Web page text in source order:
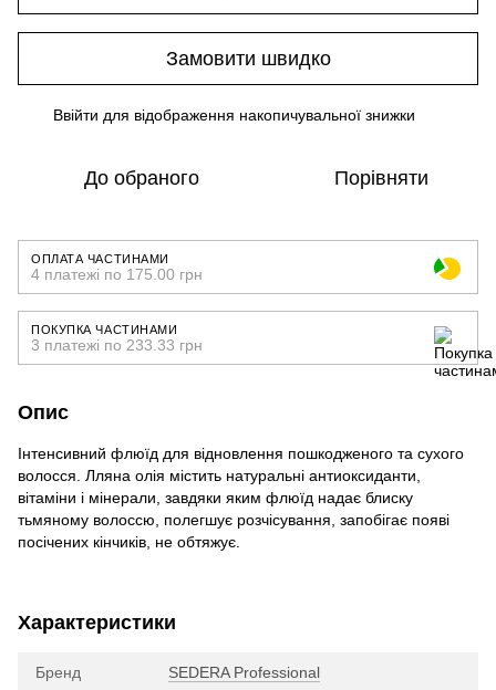
Замовити швидко
Ввійти для відображення накопичувальної знижки
До обраного Порівняти
ОПЛАТА ЧАСТИНАМИ
4 платежі по 175.00 грн
ПОКУПКА ЧАСТИНАМИ
3 платежі по 233.33 грн
Опис
Інтенсивний флюїд для відновлення пошкодженого та сухого
волосся. Лляна олія містить натуральні антиоксиданти,
вітаміни і мінерали, завдяки яким флюїд надає блиску
тьмяному волоссю, полегшує розчісування, запобігає появі
посічених кінчиків, не обтяжує.
Характеристики
Бренд SEDERA Professional